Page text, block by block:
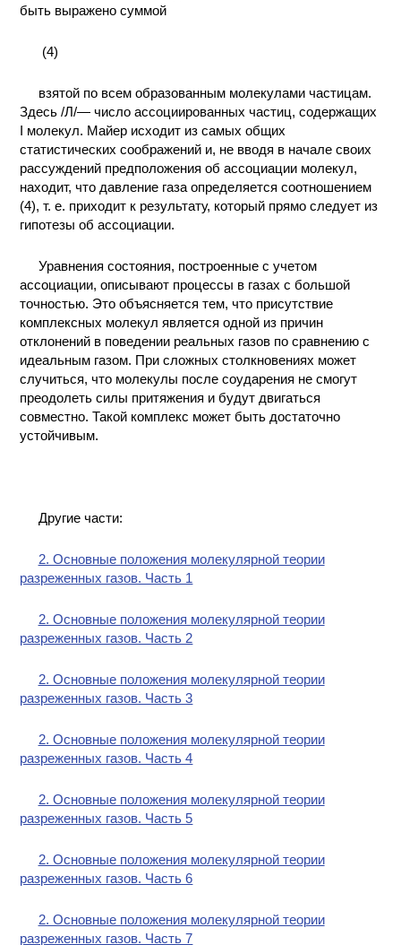
быть выражено суммой
(4)
взятой по всем образованным молекулами частицам.
Здесь /Л/— число ассоциированных частиц, содержащих
I молекул. Майер исходит из самых общих
статистических соображений и, не вводя в начале своих
рассуждений предположения об ассоциации молекул,
находит, что давление газа определяется соотношением
(4), т. е. приходит к результату, который прямо следует из
гипотезы об ассоциации.
Уравнения состояния, построенные с учетом
ассоциации, описывают процессы в газах с большой
точностью. Это объясняется тем, что присутствие
комплексных молекул является одной из причин
отклонений в поведении реальных газов по сравнению с
идеальным газом. При сложных столкновениях может
случиться, что молекулы после соударения не смогут
преодолеть силы притяжения и будут двигаться
совместно. Такой комплекс может быть достаточно
устойчивым.
Другие части:
2. Основные положения молекулярной теории
разреженных газов. Часть 1
2. Основные положения молекулярной теории
разреженных газов. Часть 2
2. Основные положения молекулярной теории
разреженных газов. Часть 3
2. Основные положения молекулярной теории
разреженных газов. Часть 4
2. Основные положения молекулярной теории
разреженных газов. Часть 5
2. Основные положения молекулярной теории
разреженных газов. Часть 6
2. Основные положения молекулярной теории
разреженных газов. Часть 7